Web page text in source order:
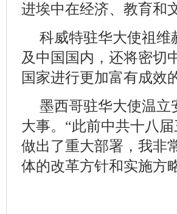
进埃中在经济、教育和
科威特驻华大使祖维
及中国国内，还将密切
国家进行更加富有成效
墨西哥驻华大使温立
大事。“此前中共十八
做出了重大部署，我非
体的改革方针和实施方